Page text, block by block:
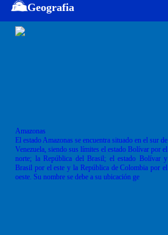
Geografia
Amazonas
El estado Amazonas se encuentra situado en el sur de
Venezuela, siendo sus límites el estado Bolívar por el
norte; la República del Brasil; el estado Bolívar y
Brasil por el este y la República de Colombia por el
oeste. Su nombre se debe a su ubicación ge